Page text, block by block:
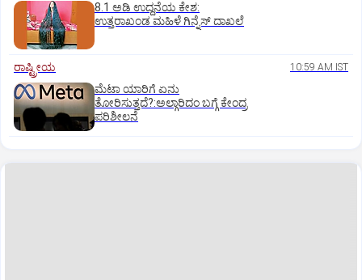
8.1 ಅಡಿ ಉದ್ದನೆಯ ಕೇಶ:
ಉತ್ತರಾಖಂಡ ಮಹಿಳೆ ಗಿನ್ನೆಸ್‌ ದಾಖಲೆ
ರಾಷ್ಟ್ರೀಯ 10:59 AM IST
ಮೆಟಾ ಯಾರಿಗೆ ಏನು
ತೋರಿಸುತ್ತದೆ?:ಅಲ್ಗಾರಿದಂ ಬಗ್ಗೆ ಕೇಂದ್ರ
ಪರಿಶೀಲನೆ